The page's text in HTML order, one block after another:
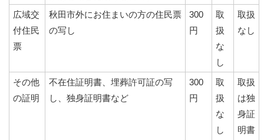
広域交
付住民
票
秋田市外にお住まいの方の住民票
の写し
300
円
取
扱
な
し
取扱
なし
その他
の証明
不在住証明書、埋葬許可証の写
し、独身証明書など
300
円
取
扱
な
し
取扱
は独
身証
明書